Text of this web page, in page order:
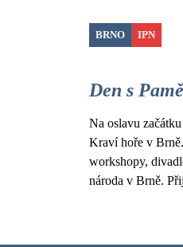
BRNO IPN
Den s
Na oslavu
Kraví hoře v
workshopy,
národa v Brně.